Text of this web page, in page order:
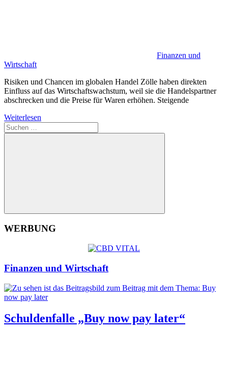
Finanzen und
Wirtschaft
Risiken und Chancen im globalen Handel Zölle haben direkten
Einfluss auf das Wirtschaftswachstum, weil sie die Handelspartner
abschrecken und die Preise für Waren erhöhen. Steigende
Weiterlesen
Suchen
nach:
Suchen
WERBUNG
Finanzen und Wirtschaft
Schuldenfalle „Buy now pay later“